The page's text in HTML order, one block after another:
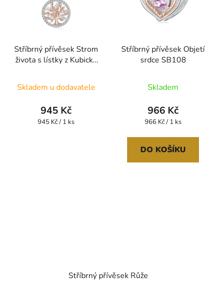
Stříbrný přívěsek Strom
života s lístky z Kubické
Skladem u dodavatele
945 Kč
Měrná
945 Kč / 1 ks
Stříbrný přívěsek Objetí
srdce SB108
Skladem
966 Kč
Měrná
966 Kč / 1 ks
DO KOŠÍKU
Stříbrný přívěsek Růže